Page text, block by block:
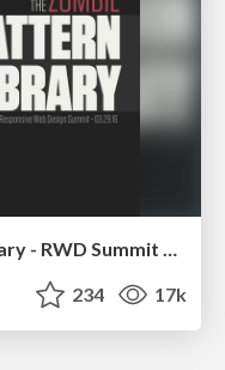
Fight the Zombie Pattern Library - RWD Summit 2016
234 17k